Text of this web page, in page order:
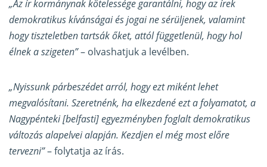
„Az ír kormánynak kötelessége garantálni, hogy az írek
demokratikus kívánságai és jogai ne sérüljenek, valamint
hogy tiszteletben tartsák őket, attól függetlenül, hogy hol
élnek a szigeten”– olvashatjuk a levélben.
„Nyissunk párbeszédet arról, hogy ezt miként lehet
megvalósítani. Szeretnénk, ha elkezdené ezt a folyamatot, a
Nagypénteki [belfasti] egyezményben foglalt demokratikus
változás alapelvei alapján. Kezdjen el még most előre
tervezni”– folytatja az írás.